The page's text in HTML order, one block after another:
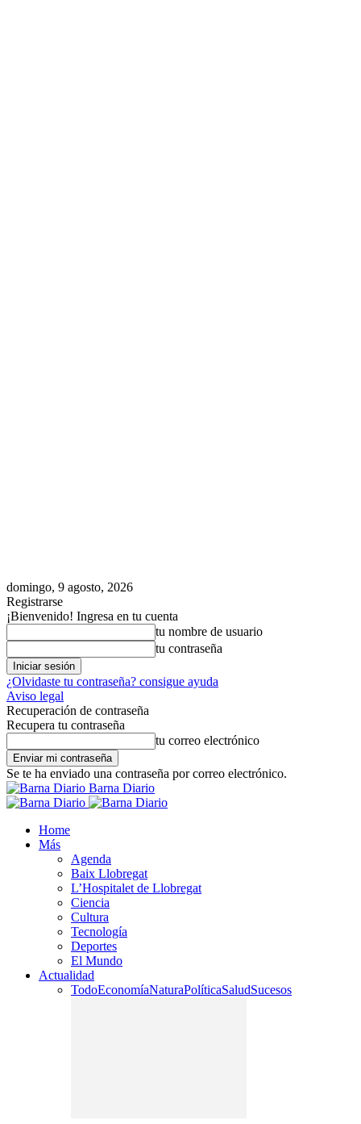
domingo, 9 agosto, 2026
Registrarse
¡Bienvenido! Ingresa en tu cuenta
tu nombre de usuario
tu contraseña
¿Olvidaste tu contraseña? consigue ayuda
Aviso legal
Recuperación de contraseña
Recupera tu contraseña
tu correo electrónico
Se te ha enviado una contraseña por correo electrónico.
Barna Diario
Home
Más
Agenda
Baix Llobregat
L’Hospitalet de Llobregat
Ciencia
Cultura
Tecnología
Deportes
El Mundo
Actualidad
TodoEconomíaNaturaPolíticaSaludSucesos